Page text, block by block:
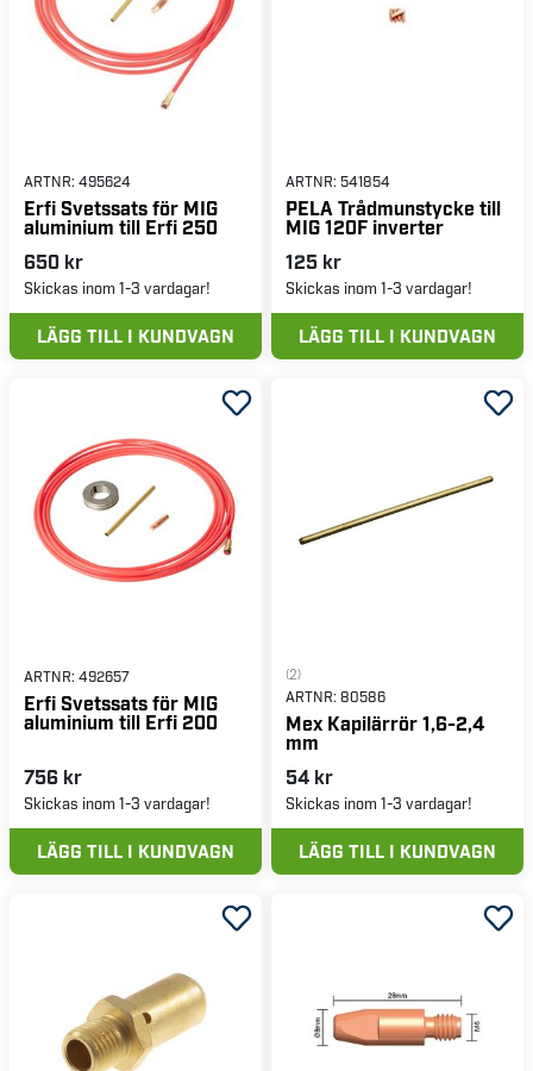
ARTNR: 495624
Erfi Svetssats för MIG
aluminium till Erfi 250
650 kr
Skickas inom 1-3 vardagar!
LÄGG TILL I KUNDVAGN
ARTNR: 541854
PELA Trådmunstycke till
MIG 120F inverter
125 kr
Skickas inom 1-3 vardagar!
LÄGG TILL I KUNDVAGN
ARTNR: 492657
Erfi Svetssats för MIG
aluminium till Erfi 200
756 kr
Skickas inom 1-3 vardagar!
LÄGG TILL I KUNDVAGN
(2)
ARTNR: 80586
Mex Kapilärrör 1,6-2,4
mm
54 kr
Skickas inom 1-3 vardagar!
LÄGG TILL I KUNDVAGN